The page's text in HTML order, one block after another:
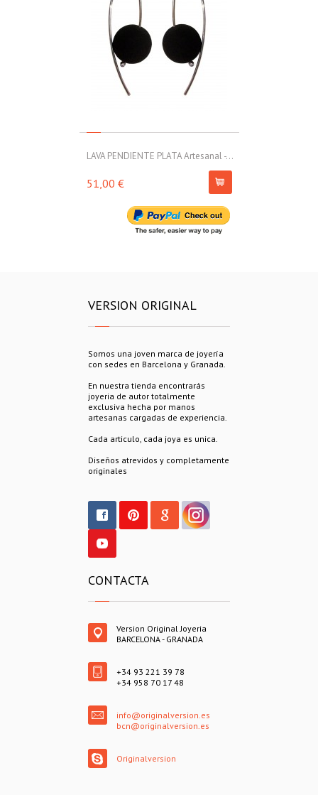
LAVA PENDIENTE PLATA Artesanal -...
51,00 €
VERSION ORIGINAL
Somos una joven marca de joyería
con sedes en Barcelona y Granada.
En nuestra tienda encontrarás
joyeria de autor totalmente
exclusiva hecha por manos
artesanas cargadas de experiencia.
Cada articulo, cada joya es unica.
Diseños atrevidos y completamente
originales
CONTACTA
Version Original Joyeria
BARCELONA - GRANADA
+34 93 221 39 78
+34 958 70 17 48
info@originalversion.es
bcn@originalversion.es
Originalversion